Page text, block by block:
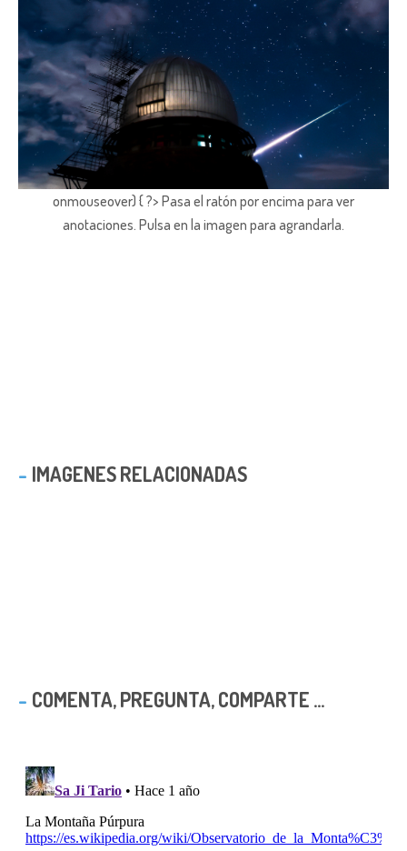
onmouseover) { ?> Pasa el ratón por encima para ver
anotaciones. Pulsa en la imagen para agrandarla.
IMAGENES RELACIONADAS
COMENTA, PREGUNTA, COMPARTE ...